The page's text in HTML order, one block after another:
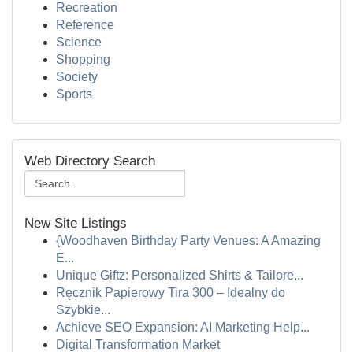
Recreation
Reference
Science
Shopping
Society
Sports
Web Directory Search
New Site Listings
{Woodhaven Birthday Party Venues: A Amazing
E...
Unique Giftz: Personalized Shirts & Tailore...
Ręcznik Papierowy Tira 300 – Idealny do
Szybkie...
Achieve SEO Expansion: AI Marketing Help...
Digital Transformation Market